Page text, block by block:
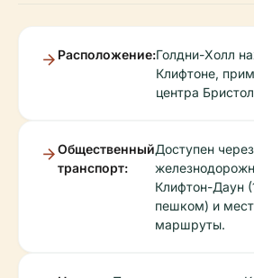
Расположение:Голдни-Холл
Клифтоне,
центра
Общественный
транспорт:
Доступен через
Клифтон-Даун
пешком) и
маршруты.